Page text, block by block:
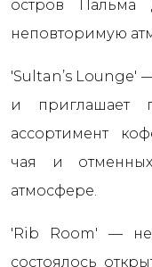
остров Пальма
неповторимую
'Sultan’s Lounge'
и приглашает
ассортимент
чая и
атмосфере.
'Rib Room' —
состоялось